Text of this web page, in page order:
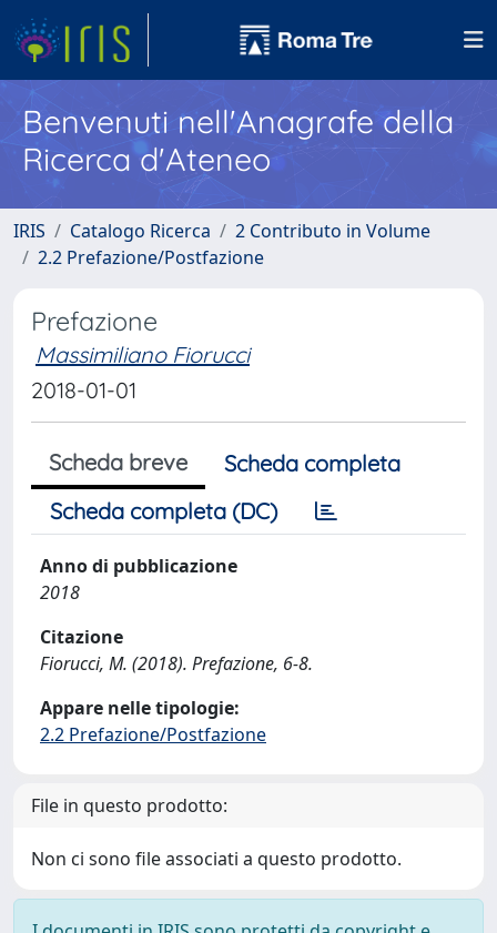
Benvenuti nell'Anagrafe della
Ricerca d'Ateneo
IRIS Catalogo Ricerca
2 Contributo in Volume
2.2 Prefazione/Postfazione
Prefazione
Massimiliano Fiorucci
2018-01-01
Scheda breve
Scheda completa
Scheda completa (DC)
Anno di pubblicazione
2018
Citazione
Fiorucci, M. (2018). Prefazione, 6-8.
Appare nelle tipologie:
2.2 Prefazione/Postfazione
File in questo prodotto:
Non ci sono file associati a questo prodotto.